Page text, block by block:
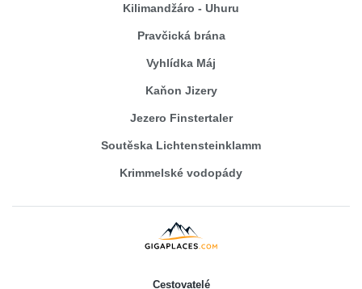
Kilimandžáro - Uhuru
Pravčická brána
Vyhlídka Máj
Kaňon Jizery
Jezero Finstertaler
Soutěska Lichtensteinklamm
Krimmelské vodopády
Cestovatelé